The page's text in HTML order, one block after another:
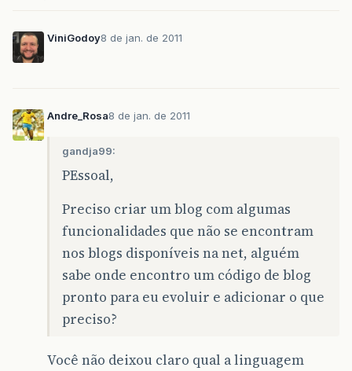
ViniGodoy8 de jan. de 2011
Andre_Rosa8 de jan. de 2011
gandja99:
PEssoal,
Preciso criar um blog com algumas
funcionalidades que não se encontram
nos blogs disponíveis na net, alguém
sabe onde encontro um código de blog
pronto para eu evoluir e adicionar o que
preciso?
Você não deixou claro qual a linguagem